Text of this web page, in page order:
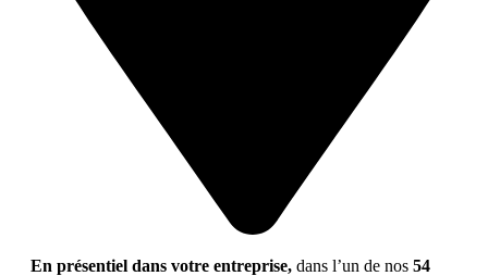
En présentiel dans votre entreprise, dans l’un de nos 54